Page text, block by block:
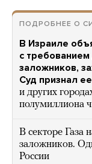
ПОДРОБНЕЕ О
В Израиле
с
заложников,
Суд признал
и других
полумиллиона
В секторе Газа
заложников.
России